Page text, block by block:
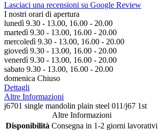
Lasciaci una recensioni su Google Review
I nostri orari di apertura
lunedì 9.30 - 13.00, 16.00 - 20.00
martedì 9.30 - 13.00, 16.00 - 20.00
mercoledì 9.30 - 13.00, 16.00 - 20.00
giovedì 9.30 - 13.00, 16.00 - 20.00
venerdì 9.30 - 13.00, 16.00 - 20.00
sabato 9.30 - 13.00, 16.00 - 20.00
domenica Chiuso
Dettagli
Altre Informazioni
j6701 single mandolin plain steel 011/j67 1st
Altre Informazioni
Disponibilità Consegna in 1-2 giorni lavorativi